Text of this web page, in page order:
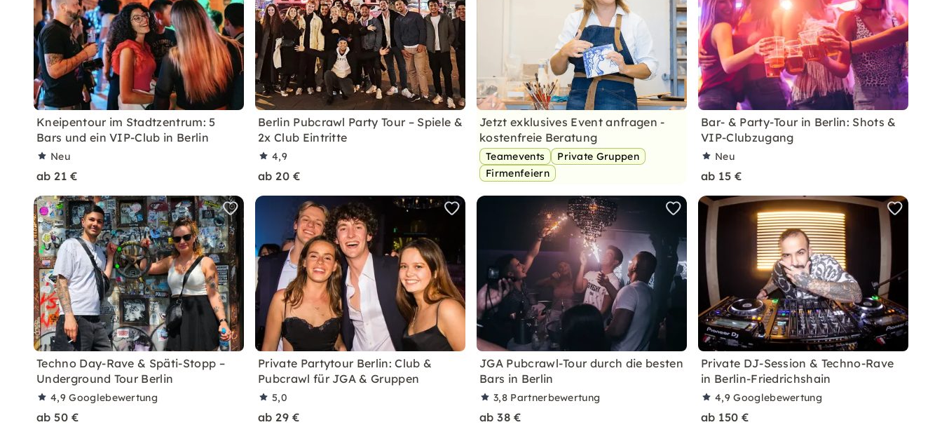
Kneipentour im Stadtzentrum: 5
Bars und ein VIP-Club in Berlin
Neu
ab 21 €
Berlin Pubcrawl Party Tour – Spiele &
2x Club Eintritte
4,9
ab 20 €
Jetzt exklusives Event anfragen -
kostenfreie Beratung
Teamevents
Private Gruppen
Firmenfeiern
Bar- & Party-Tour in Berlin: Shots &
VIP-Clubzugang
Neu
ab 15 €
Techno Day-Rave & Späti-Stopp –
Underground Tour Berlin
4,9Googlebewertung
ab 50 €
Private Partytour Berlin: Club &
Pubcrawl für JGA & Gruppen
5,0
ab 29 €
JGA Pubcrawl-Tour durch die besten
Bars in Berlin
3,8 Partnerbewertung
ab 38 €
Private DJ-Session & Techno-Rave
in Berlin-Friedrichshain
4,9Googlebewertung
ab 150 €